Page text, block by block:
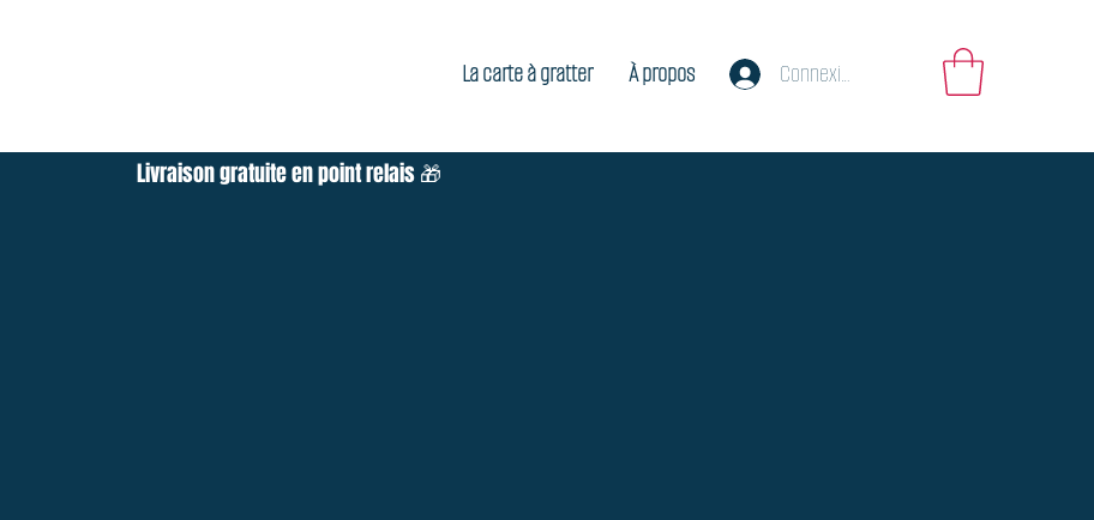
La carte à gratter À propos Connexion
Livraison gratuite en point relais 🎁